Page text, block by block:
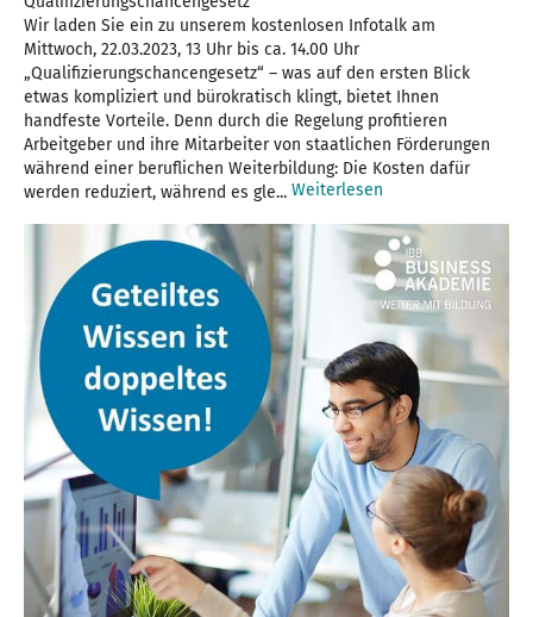
Wir laden Sie ein zu unserem kostenlosen Infotalk am
Mittwoch, 22.03.2023, 13 Uhr bis ca. 14.00 Uhr
„Qualifizierungschancengesetz“ – was auf den ersten Blick
etwas kompliziert und bürokratisch klingt, bietet Ihnen
handfeste Vorteile. Denn durch die Regelung profitieren
Arbeitgeber und ihre Mitarbeiter von staatlichen Förderungen
während einer beruflichen Weiterbildung: Die Kosten dafür
werden reduziert, während es gle... Weiterlesen